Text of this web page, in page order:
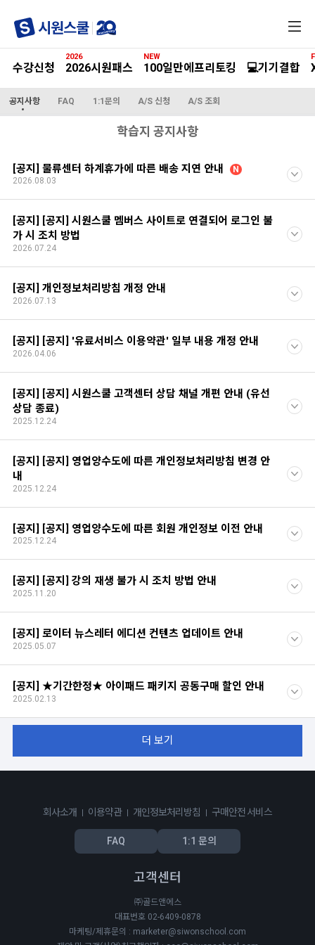
메
수강신청 2026시원패스
2026
100일만에프리토킹
NEW
💻기기결합
공지사항 FAQ 1:1문의 A/S 신청 A/S 조회
학습지 공지사항
[공지] 물류센터 하계휴가에 따른 배송 지연 안내
N
2026.08.03
[공지] [공지] 시원스쿨 멤버스 사이트로 연결되어 로그인 불
가 시 조치 방법
2026.07.24
[공지] 개인정보처리방침 개정 안내
2026.07.13
[공지] [공지] '유료서비스 이용약관' 일부 내용 개정 안내
2026.04.06
[공지] [공지] 시원스쿨 고객센터 상담 채널 개편 안내 (유선
상담 종료)
2025.12.24
[공지] [공지] 영업양수도에 따른 개인정보처리방침 변경 안
내
2025.12.24
[공지] [공지] 영업양수도에 따른 회원 개인정보 이전 안내
2025.12.24
[공지] [공지] 강의 재생 불가 시 조치 방법 안내
2025.11.20
[공지] 로이터 뉴스레터 에디션 컨텐츠 업데이트 안내
2025.05.07
[공지] ★기간한정★ 아이패드 패키지 공동구매 할인 안내
2025.02.13
더 보기
회사소개 이용약관 개인정보처리방침 구매안전 서비스
FAQ 1:1 문의
고객센터
㈜골드앤에스
대표번호 02-6409-0878
마케팅/제휴문의 : marketer@siwonschool.com